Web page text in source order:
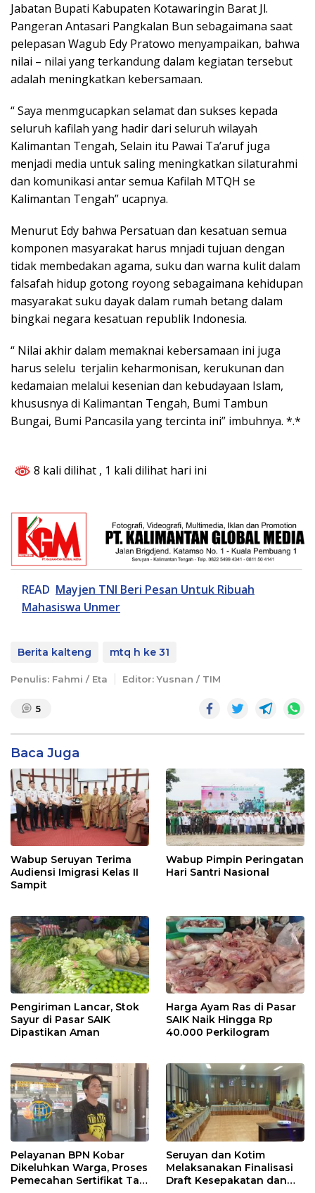
Jabatan Bupati Kabupaten Kotawaringin Barat Jl.
Pangeran Antasari Pangkalan Bun sebagaimana saat
pelepasan Wagub Edy Pratowo menyampaikan, bahwa
nilai – nilai yang terkandung dalam kegiatan tersebut
adalah meningkatkan kebersamaan.
“ Saya menmgucapkan selamat dan sukses kepada
seluruh kafilah yang hadir dari seluruh wilayah
Kalimantan Tengah, Selain itu Pawai Ta’aruf juga
menjadi media untuk saling meningkatkan silaturahmi
dan komunikasi antar semua Kafilah MTQH se
Kalimantan Tengah” ucapnya.
Menurut Edy bahwa Persatuan dan kesatuan semua
komponen masyarakat harus mnjadi tujuan dengan
tidak membedakan agama, suku dan warna kulit dalam
falsafah hidup gotong royong sebagaimana kehidupan
masyarakat suku dayak dalam rumah betang dalam
bingkai negara kesatuan republik Indonesia.
“ Nilai akhir dalam memaknai kebersamaan ini juga
harus selelu terjalin keharmonisan, kerukunan dan
kedamaian melalui kesenian dan kebudayaan Islam,
khususnya di Kalimantan Tengah, Bumi Tambun
Bungai, Bumi Pancasila yang tercinta ini” imbuhnya. *.*
8 kali dilihat , 1 kali dilihat hari ini
READ Mayjen TNI Beri Pesan Untuk Ribuah
Mahasiswa Unmer
Berita kalteng mtq h ke 31
Penulis: Fahmi / Eta Editor: Yusnan / TIM
5
Baca Juga
Wabup Seruyan Terima
Audiensi Imigrasi Kelas II
Sampit
Wabup Pimpin Peringatan
Hari Santri Nasional
Pengiriman Lancar, Stok
Sayur di Pasar SAIK
Dipastikan Aman
Harga Ayam Ras di Pasar
SAIK Naik Hingga Rp
40.000 Perkilogram
Pelayanan BPN Kobar
Dikeluhkan Warga, Proses
Pemecahan Sertifikat Tak
Seruyan dan Kotim
Melaksanakan Finalisasi
Draft Kesepakatan dan